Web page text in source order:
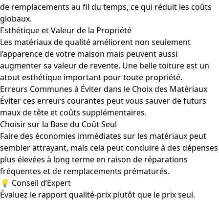
de remplacements au fil du temps, ce qui réduit les coûts
globaux.
Esthétique et Valeur de la Propriété
Les matériaux de qualité améliorent non seulement
l’apparence de votre maison mais peuvent aussi
augmenter sa valeur de revente. Une belle toiture est un
atout esthétique important pour toute propriété.
Erreurs Communes à Éviter dans le Choix des Matériaux
Éviter ces erreurs courantes peut vous sauver de futurs
maux de tête et coûts supplémentaires.
Choisir sur la Base du Coût Seul
Faire des économies immédiates sur les matériaux peut
sembler attrayant, mais cela peut conduire à des dépenses
plus élevées à long terme en raison de réparations
fréquentes et de remplacements prématurés.
💡 Conseil d’Expert
Évaluez le rapport qualité-prix plutôt que le prix seul.